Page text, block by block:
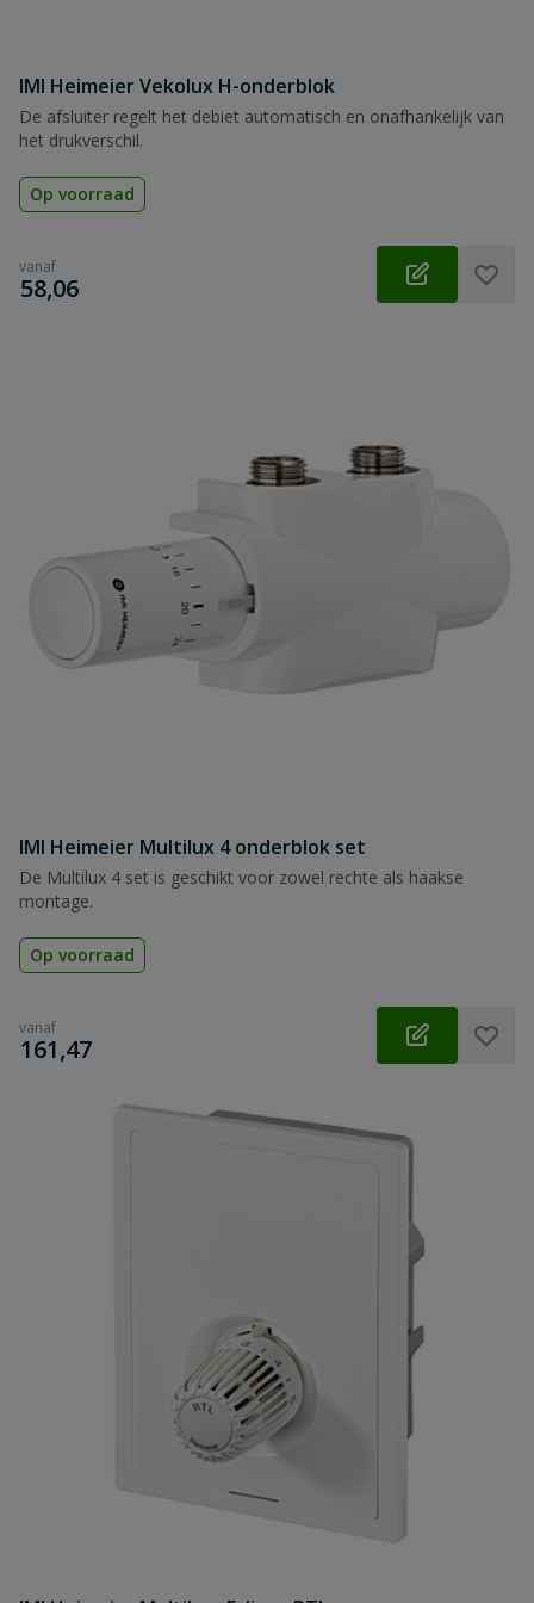
IMI Heimeier Vekolux H-onderblok
De afsluiter regelt het debiet automatisch en onafhankelijk van
het drukverschil.
Op voorraad
vanaf
€
58,06
IMI Heimeier Multilux 4 onderblok set
De Multilux 4 set is geschikt voor zowel rechte als haakse
montage.
Op voorraad
vanaf
€
161,47